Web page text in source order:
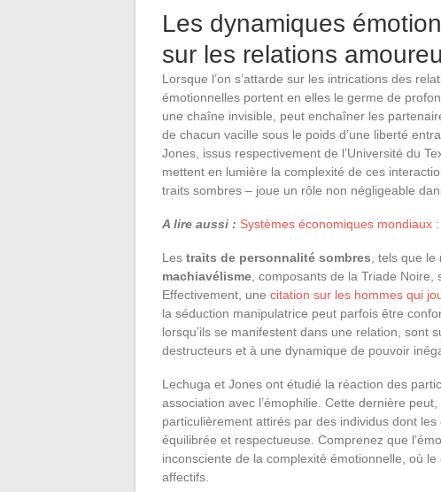
Les dynamiques
sur les relations
Lorsque l’on s’attarde sur les intrications des
émotionnelles portent en elles le germe de
une chaîne invisible, peut enchaîner les
de chacun vacille sous le poids d’une liberté
Jones, issus respectivement de l’Université du
mettent en lumière la complexité de ces
traits sombres – joue un rôle non négligeable
A lire aussi : Systèmes économiques mondiaux
Les traits de personnalité sombres , tels que le
machiavélisme , composants de la Triade
Effectivement, une citation sur les hommes qui
la séduction manipulatrice peut parfois être
lorsqu’ils se manifestent dans une relation, sont
destructeurs et à une dynamique de pouvoir
Lechuga et Jones ont étudié la réaction des
association avec l’émophilie. Cette dernière
particulièrement attirés par des individus dont
équilibrée et respectueuse. Comprenez que
inconsciente de la complexité émotionnelle, où
affectifs.